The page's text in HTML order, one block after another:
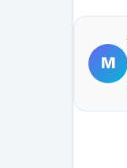
M